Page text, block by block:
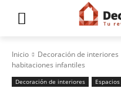
Inicio Decoración de interiores
habitaciones infantiles
Decoración de interiores Espacios